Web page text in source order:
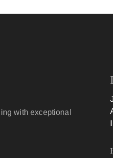
with exceptional